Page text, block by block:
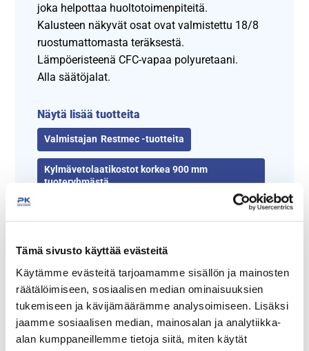
Tämä sivusto käyttää evästeitä
Käytämme evästeitä tarjoamamme sisällön ja mainosten
räätälöimiseen, sosiaalisen median ominaisuuksien
tukemiseen ja kävijämäärämme analysoimiseen. Lisäksi
jaamme sosiaalisen median, mainosalan ja analytiikka-
alan kumppaneillemme tietoja siitä, miten käytät
joka helpottaa huoltotoimenpiteitä.
Kalusteen näkyvät osat ovat valmistettu 18/8
ruostumattomasta teräksestä.
Lämpöeristeenä CFC-vapaa polyuretaani.
Alla säätöjalat.
Näytä lisää tuotteita
Restmec -tuotteita
Kylmävetolaatikostot korkea 900 mm
tuoteryhmästä